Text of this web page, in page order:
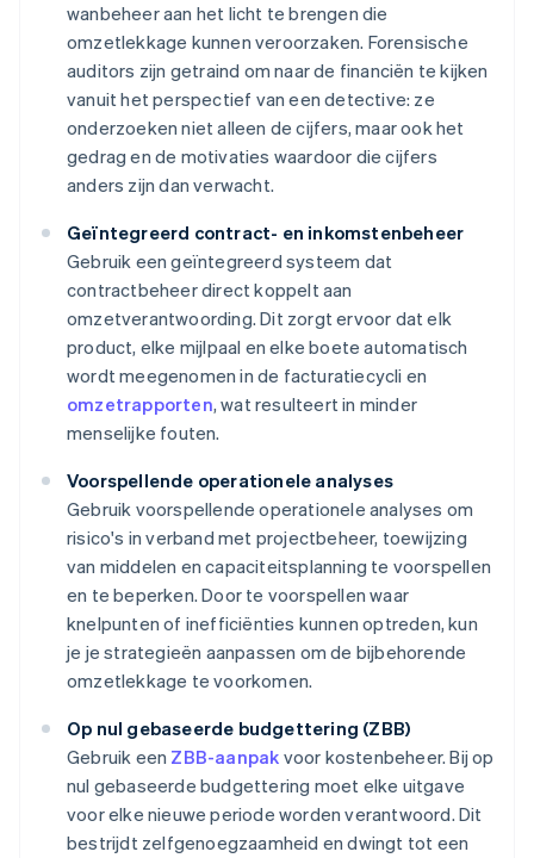
wanbeheer aan het licht te brengen die
omzetlekkage kunnen veroorzaken. Forensische
auditors zijn getraind om naar de financiën te kijken
vanuit het perspectief van een detective: ze
onderzoeken niet alleen de cijfers, maar ook het
gedrag en de motivaties waardoor die cijfers
anders zijn dan verwacht.
Geïntegreerd contract- en inkomstenbeheer
Gebruik een geïntegreerd systeem dat
contractbeheer direct koppelt aan
omzetverantwoording. Dit zorgt ervoor dat elk
product, elke mijlpaal en elke boete automatisch
wordt meegenomen in de facturatiecycli en
omzetrapporten, wat resulteert in minder
menselijke fouten.
Voorspellende operationele analyses
Gebruik voorspellende operationele analyses om
risico's in verband met projectbeheer, toewijzing
van middelen en capaciteitsplanning te voorspellen
en te beperken. Door te voorspellen waar
knelpunten of inefficiënties kunnen optreden, kun
je je strategieën aanpassen om de bijbehorende
omzetlekkage te voorkomen.
Op nul gebaseerde budgettering (ZBB)
Gebruik een ZBB-aanpak voor kostenbeheer. Bij op
nul gebaseerde budgettering moet elke uitgave
voor elke nieuwe periode worden verantwoord. Dit
bestrijdt zelfgenoegzaamheid en dwingt tot een